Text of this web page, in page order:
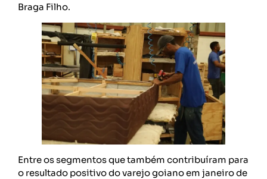
Braga Filho.
Entre os segmentos que também contribuíram para
o resultado positivo do varejo goiano em janeiro de